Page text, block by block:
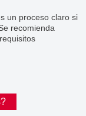
un proceso claro si
recomienda